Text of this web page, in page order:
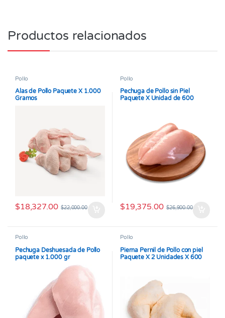
Productos relacionados
Pollo
Alas de Pollo Paquete X 1.000
Gramos
$18,327.00 $22,000.00
Pollo
Pechuga de Pollo sin Piel
Paquete X Unidad de 600
$19,375.00 $26,900.00
Pollo
Pechuga Deshuesada de Pollo
paquete x 1.000 gr
Pollo
Pierna Pernil de Pollo con piel
Paquete X 2 Unidades X 600